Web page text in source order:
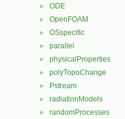
► ODE
► OpenFOAM
► OSspecific
► parallel
► physicalProperties
► polyTopoChange
► Pstream
► radiationModels
► randomProcesses